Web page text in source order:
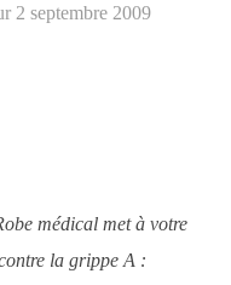
Publié
2 septembre 2009
médical met à votre
la grippe A :